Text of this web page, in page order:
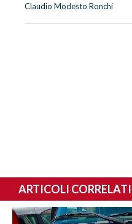
Claudio Modesto Ronchi
ARTICOLI CORRELATI